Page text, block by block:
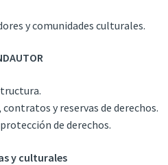
y comunidades culturales.
y reservas de derechos.
de derechos.
y culturales